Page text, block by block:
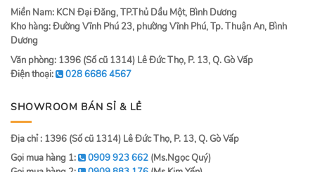
Miền Nam: KCN Đại Đăng, TP.Thủ Dầu Một, Bình Dương
Kho hàng: Đường Vĩnh Phú 23, phường Vĩnh Phú, Tp. Thuận An, Bình
Dương
Văn phòng: 1396 (Số cũ 1314) Lê Đức Thọ, P. 13, Q. Gò Vấp
Điện thoại:
028 6686 4567
SHOWROOM BÁN SỈ & LẺ
Địa chỉ : 1396 (Số cũ 1314) Lê Đức Thọ, P. 13, Q. Gò Vấp
Gọi mua hàng 1:
0909 923 662 (Ms.Ngọc Quý)